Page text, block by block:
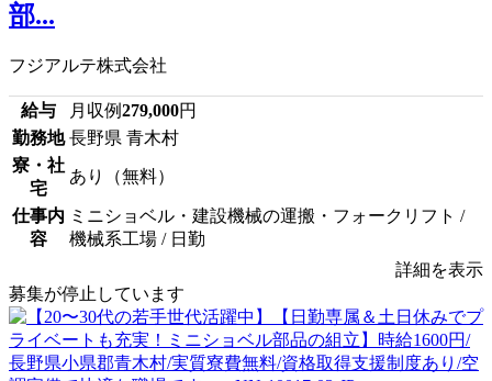
部...
フジアルテ株式会社
給与 月収例279,000円
勤務地 長野県 青木村
寮・社
宅
あり（無料）
仕事内
容
ミニショベル・建設機械の運搬・フォークリフト /
機械系工場 / 日勤
詳細を表示
募集が停止しています